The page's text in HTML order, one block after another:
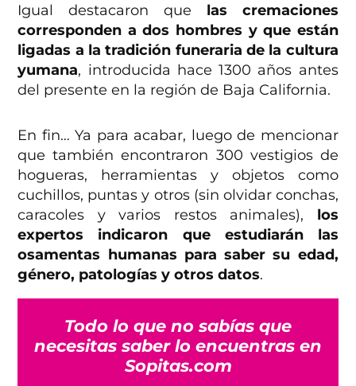
Igual destacaron que las cremaciones
corresponden a dos hombres y que están
ligadas a la tradición funeraria de la cultura
yumana, introducida hace 1300 años antes
del presente en la región de Baja California.
En fin… Ya para acabar, luego de mencionar
que también encontraron 300 vestigios de
hogueras, herramientas y objetos como
cuchillos, puntas y otros (sin olvidar conchas,
caracoles y varios restos animales), los
expertos indicaron que estudiarán las
osamentas humanas para saber su edad,
género, patologías y otros datos.
Todo lo que no sabías que
necesitas saber lo encuentras en
Sopitas.com